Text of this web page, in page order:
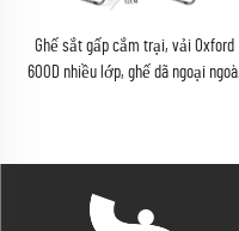
Ghế sắt gấp cắm trại, vải Oxford
600D nhiều lớp, ghế dã ngoại ngoài